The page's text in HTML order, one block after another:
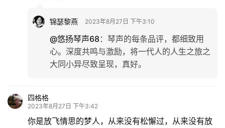
锦瑟黎燕 2023年8月27日 下午3:10
@悠扬琴声68： 琴声的每条品评，都细致用
心。深度共鸣与激励，将一代人的人生之旅之
大同小异尽致呈现，真好。
四格格
2023年8月27日 下午3:42
你是放飞情思的梦人，从来没有松懈过，从来没有放